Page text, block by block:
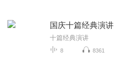
国庆十篇经典演讲
十篇经典演讲
8 8361